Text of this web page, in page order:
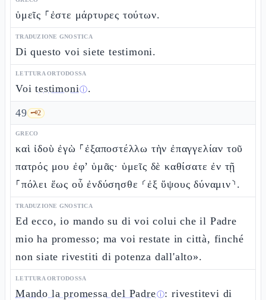
ὑμεῖς ⸀ἐστε μάρτυρες τούτων.
TRADUZIONE GNOSTICA
Di questo voi siete testimoni.
LETTURA ORTODOSSA
Voitestimoniⓘ.
49 🗝️2
GRECO
καὶ ἰδοὺ ἐγὼ ⸀ἐξαποστέλλω τὴν ἐπαγγελίαν τοῦ
πατρός μου ἐφ’ ὑμᾶς· ὑμεῖς δὲ καθίσατε ἐν τῇ
⸀πόλει ἕως οὗ ἐνδύσησθε ⸂ἐξ ὕψους δύναμιν⸃.
TRADUZIONE GNOSTICA
Ed ecco, io mando su di voi colui che il Padre
mio ha promesso; ma voi restate in città, finché
non siate rivestiti di potenza dall'alto».
LETTURA ORTODOSSA
Mando la promessa del Padreⓘ: rivestitevi di